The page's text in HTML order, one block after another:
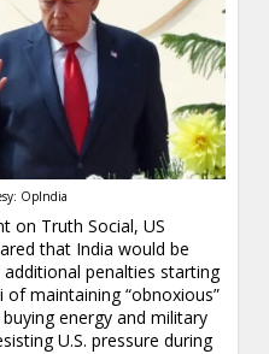
OpIndia
on Truth Social, US
that India would be
penalties starting
maintaining “obnoxious”
energy and military
U.S. pressure during